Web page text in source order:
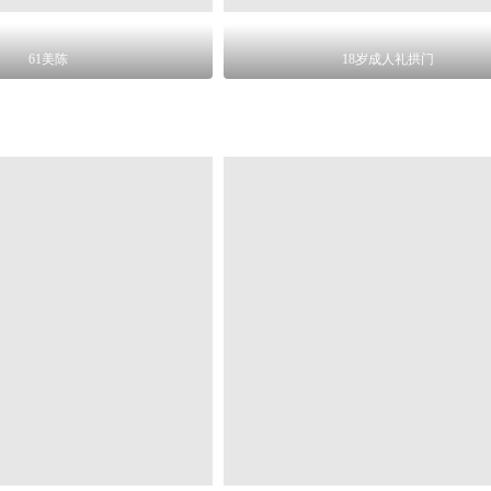
61美陈 18岁成人礼拱门